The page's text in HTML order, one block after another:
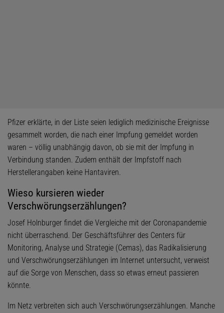
Pfizer erklärte, in der Liste seien lediglich medizinische Ereignisse
gesammelt worden, die nach einer Impfung gemeldet worden
waren – völlig unabhängig davon, ob sie mit der Impfung in
Verbindung standen. Zudem enthält der Impfstoff nach
Herstellerangaben keine Hantaviren.
Wieso kursieren wieder
Verschwörungserzählungen?
Josef Holnburger findet die Vergleiche mit der Coronapandemie
nicht überraschend. Der Geschäftsführer des Centers für
Monitoring, Analyse und Strategie (Cemas), das Radikalisierung
und Verschwörungserzählungen im Internet untersucht, verweist
auf die Sorge von Menschen, dass so etwas erneut passieren
könnte.
Im Netz verbreiten sich auch Verschwörungserzählungen. Manche